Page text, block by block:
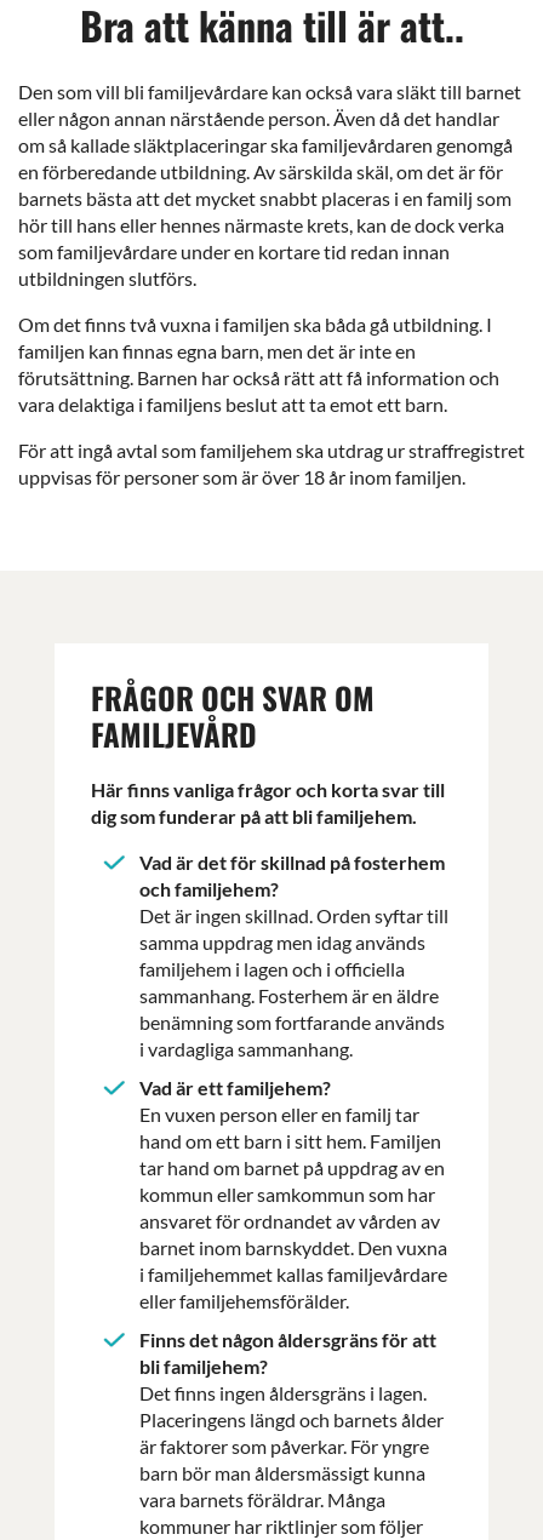
Bra att känna till är att..
Den som vill bli familjevårdare kan också vara släkt till barnet
eller någon annan närstående person. Även då det handlar
om så kallade släktplaceringar ska familjevårdaren genomgå
en förberedande utbildning. Av särskilda skäl, om det är för
barnets bästa att det mycket snabbt placeras i en familj som
hör till hans eller hennes närmaste krets, kan de dock verka
som familjevårdare under en kortare tid redan innan
utbildningen slutförs.
Om det finns två vuxna i familjen ska båda gå utbildning. I
familjen kan finnas egna barn, men det är inte en
förutsättning. Barnen har också rätt att få information och
vara delaktiga i familjens beslut att ta emot ett barn.
För att ingå avtal som familjehem ska utdrag ur straffregistret
uppvisas för personer som är över 18 år inom familjen.
FRÅGOR OCH SVAR OM
FAMILJEVÅRD
Här finns vanliga frågor och korta svar till
dig som funderar på att bli familjehem.
Vad är det för skillnad på fosterhem
och familjehem?
Det är ingen skillnad. Orden syftar till
samma uppdrag men idag används
familjehem i lagen och i officiella
sammanhang. Fosterhem är en äldre
benämning som fortfarande används
i vardagliga sammanhang.
Vad är ett familjehem?
En vuxen person eller en familj tar
hand om ett barn i sitt hem. Familjen
tar hand om barnet på uppdrag av en
kommun eller samkommun som har
ansvaret för ordnandet av vården av
barnet inom barnskyddet. Den vuxna
i familjehemmet kallas familjevårdare
eller familjehemsförälder.
Finns det någon åldersgräns för att
bli familjehem?
Det finns ingen åldersgräns i lagen.
Placeringens längd och barnets ålder
är faktorer som påverkar. För yngre
barn bör man åldersmässigt kunna
vara barnets föräldrar. Många
kommuner har riktlinjer som följer